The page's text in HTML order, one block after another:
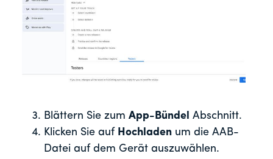
Blättern Sie zum App-Bündel Abschnitt.
Klicken Sie auf Hochladen um die AAB-
Datei auf dem Gerät auszuwählen.